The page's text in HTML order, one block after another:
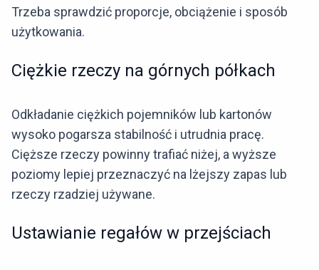
Trzeba sprawdzić proporcje, obciążenie i sposób
użytkowania.
Ciężkie rzeczy na górnych półkach
Odkładanie ciężkich pojemników lub kartonów
wysoko pogarsza stabilność i utrudnia pracę.
Cięższe rzeczy powinny trafiać niżej, a wyższe
poziomy lepiej przeznaczyć na lżejszy zapas lub
rzeczy rzadziej używane.
Ustawianie regałów w przejściach